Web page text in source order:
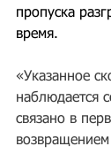
пропуска
время.
«Указанное
наблюдается
связано в